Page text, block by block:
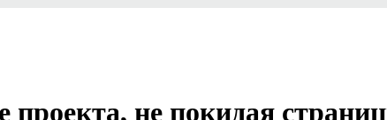
проекта, не покидая